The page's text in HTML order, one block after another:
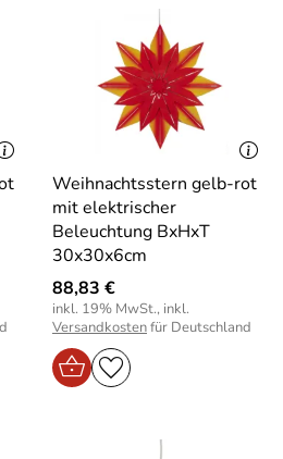
Weihnachtsstern gelb-rot
mit elektrischer
Beleuchtung BxHxT
30x30x6cm
88,83 €
inkl. 19% MwSt., inkl.
Versandkostenfür Deutschland